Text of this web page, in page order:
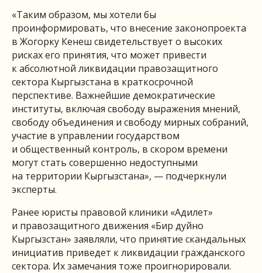
«Таким образом, мы хотели бы
проинформировать, что внесение законопроекта
в Жогорку Кенеш свидетельствует о высоких
рисках его принятия, что может привести
к абсолютной ликвидации правозащитного
сектора Кыргызстана в краткосрочной
перспективе. Важнейшие демократические
институты, включая свободу выражения мнений,
свободу объединения и свободу мирных собраний,
участие в управлении государством
и общественный контроль, в скором времени
могут стать совершенно недоступными
на территории Кыргызстана», — подчеркнули
эксперты.
Ранее юристы правовой клиники «Адилет»
и правозащитного движения «Бир дуйно
Кыргызстан» заявляли, что принятие скандальных
инициатив приведет к ликвидации гражданского
сектора. Их замечания тоже проигнорировали.